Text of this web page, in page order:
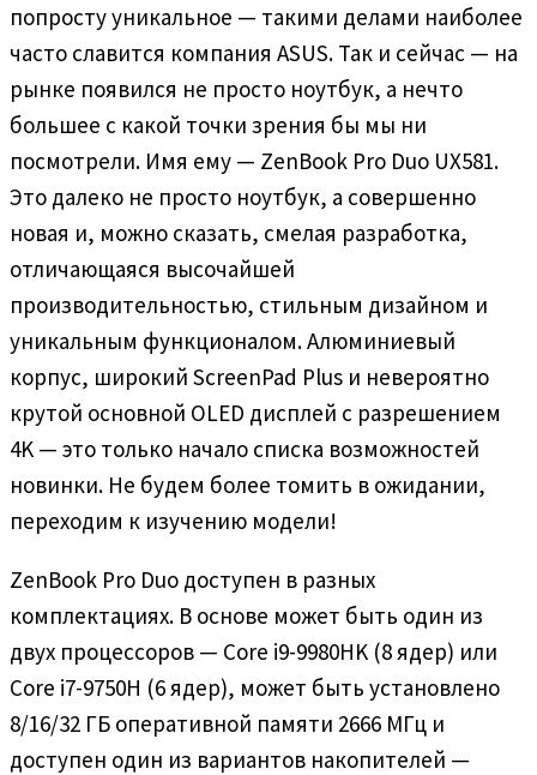
попросту уникальное — такими делами наиболее
часто славится компания ASUS. Так и сейчас — на
рынке появился не просто ноутбук, а нечто
большее с какой точки зрения бы мы ни
посмотрели. Имя ему — ZenBook Pro Duo UX581.
Это далеко не просто ноутбук, а совершенно
новая и, можно сказать, смелая разработка,
отличающаяся высочайшей
производительностью, стильным дизайном и
уникальным функционалом. Алюминиевый
корпус, широкий ScreenPad Plus и невероятно
крутой основной OLED дисплей с разрешением
4K — это только начало списка возможностей
новинки. Не будем более томить в ожидании,
переходим к изучению модели!
ZenBook Pro Duo доступен в разных
комплектациях. В основе может быть один из
двух процессоров — Core i9-9980HK (8 ядер) или
Core i7-9750H (6 ядер), может быть установлено
8/16/32 ГБ оперативной памяти 2666 МГц и
доступен один из вариантов накопителей —